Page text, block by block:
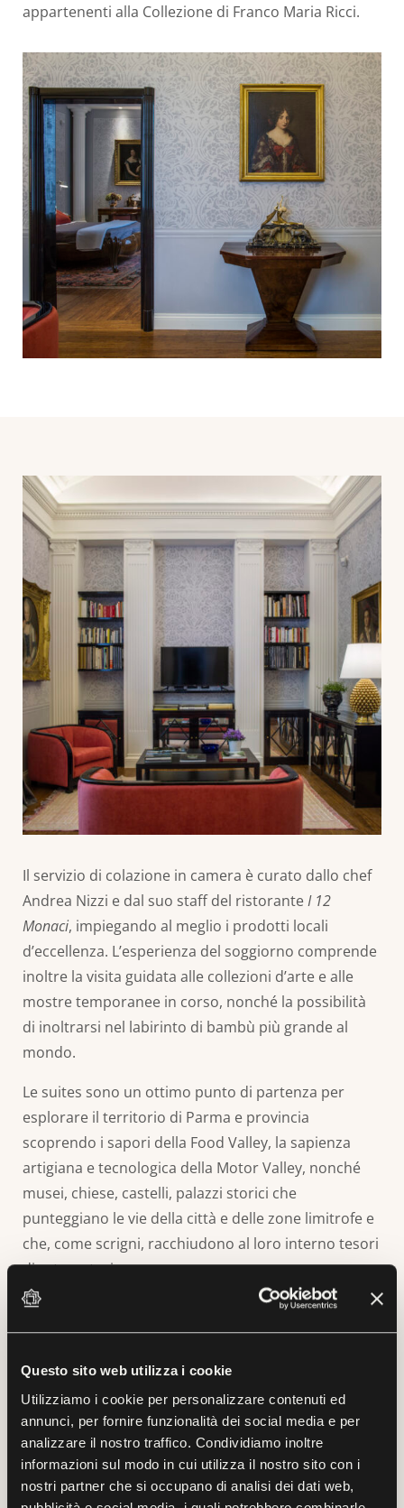
Questo sito web utilizza i cookie
Utilizziamo i cookie per personalizzare contenuti ed
annunci, per fornire funzionalità dei social media e per
analizzare il nostro traffico. Condividiamo inoltre
informazioni sul modo in cui utilizza il nostro sito con i
nostri partner che si occupano di analisi dei dati web,
appartenenti alla Collezione di Franco Maria Ricci.
Il servizio di colazione in camera è curato dallo chef
Andrea Nizzi e dal suo staff del ristoranteI 12
Monaci, impiegando al meglio i prodotti locali
d’eccellenza. L’esperienza del soggiorno comprende
inoltre la visita guidata alle collezioni d’arte e alle
mostre temporanee in corso, nonché la possibilità
di inoltrarsi nel labirinto di bambù più grande al
mondo.
Le suites sono un ottimo punto di partenza per
esplorare il territorio di Parma e provincia
scoprendo i sapori della Food Valley, la sapienza
artigiana e tecnologica della Motor Valley, nonché
musei, chiese, castelli, palazzi storici che
punteggiano le vie della città e delle zone limitrofe e
che, come scrigni, racchiudono al loro interno tesori
di arte e storia.
Al Labirinto non troverete un
hotel convenzionale
ma un rifugio traarte e naturache offre
inconfondibile di Franco Maria Ricci.
Il personale sarà a vostra disposizione durante gli
orari di apertura del parco, mentre al di fuori di
questi unnumero dedicatogarantirà supporto per
necessità extra-ordinarie.